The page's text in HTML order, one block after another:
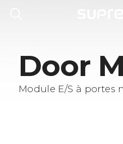
Door
Module E/S à portes